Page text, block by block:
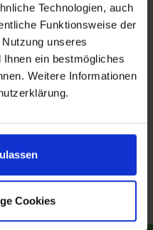
Technologien, auch
Funktionsweise der
unseres
ein bestmögliches
Weitere Informationen
Cookies
Harley Davidson
Project® Fahnen-kit
61400377
51,39 €